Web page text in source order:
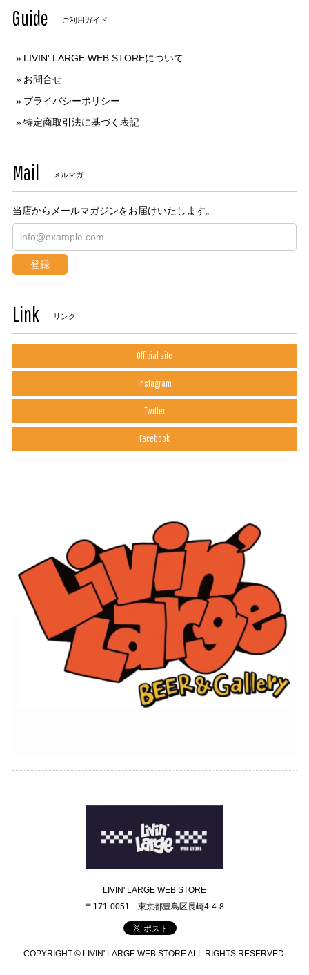
Guide ご利用ガイド
LIVIN' LARGE WEB STOREについて
お問合せ
プライバシーポリシー
特定商取引法に基づく表記
Mail メルマガ
当店からメールマガジンをお届けいたします。
登録
Link リンク
Official site
Instagram
Twitter
Facebook
LIVIN' LARGE WEB STORE
〒171-0051 東京都豊島区長崎4-4-8
COPYRIGHT © LIVIN' LARGE WEB STORE ALL RIGHTS RESERVED.